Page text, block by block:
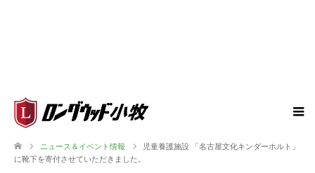
ニュース＆イベント情報
児童養護施設 「名古屋文化キンダーホルト」
に靴下を寄付させていただきました。